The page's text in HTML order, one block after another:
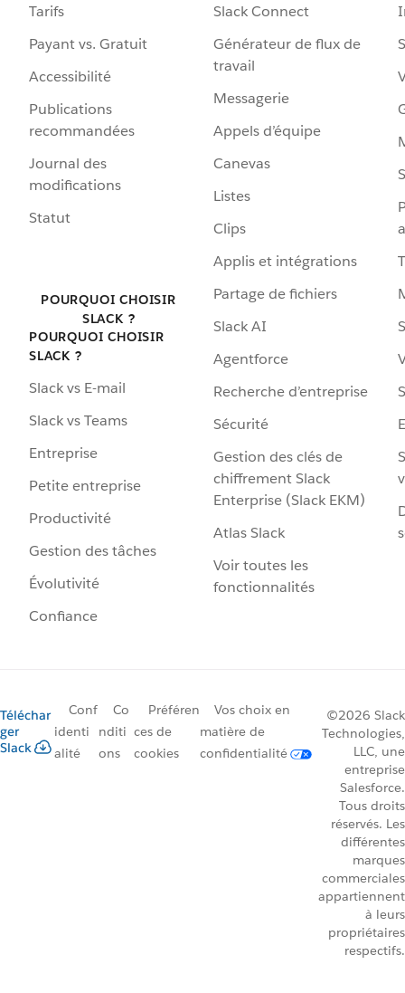
Tarifs
Payant vs. Gratuit
Accessibilité
Publications
recommandées
Journal des
modifications
Statut
POURQUOI CHOISIR
SLACK ?
POURQUOI CHOISIR
SLACK ?
Slack vs E-mail
Slack vs Teams
Entreprise
Petite entreprise
Productivité
Gestion des tâches
Évolutivité
Confiance
Slack Connect
Générateur de flux de
travail
Messagerie
Appels d’équipe
Canevas
Listes
Clips
Applis et intégrations
Partage de fichiers
Slack AI
Agentforce
Recherche d’entreprise
Sécurité
Gestion des clés de
chiffrement Slack
Enterprise (Slack EKM)
Atlas Slack
Voir toutes les
fonctionnalités
Téléchar
ger
Slack
Conf
identi
alité
Co
nditi
ons
Préféren
ces de
cookies
Vos choix en
matière de
confidentialité
©2026 Slack
Technologies,
LLC, une
entreprise
Salesforce.
Tous droits
réservés. Les
différentes
marques
commerciales
appartiennent
à leurs
propriétaires
respectifs.